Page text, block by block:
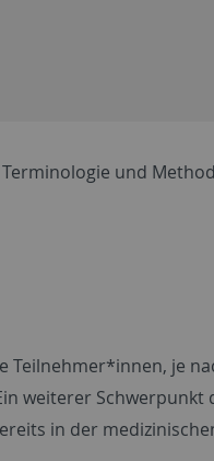
und
Teilnehmer*innen, je
weiterer Schwerpunkt
in der